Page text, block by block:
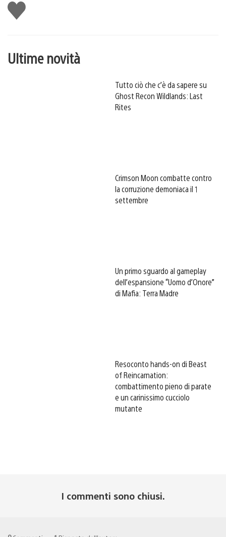
Mi
piace
Ultime novità
Tutto ciò che c’è da sapere su
Ghost Recon Wildlands: Last
Rites
Crimson Moon combatte contro
la corruzione demoniaca il 1
settembre
Un primo sguardo al gameplay
dell’espansione “Uomo d’Onore”
di Mafia: Terra Madre
Resoconto hands-on di Beast
of Reincarnation:
combattimento pieno di parate
e un carinissimo cucciolo
mutante
I commenti sono chiusi.